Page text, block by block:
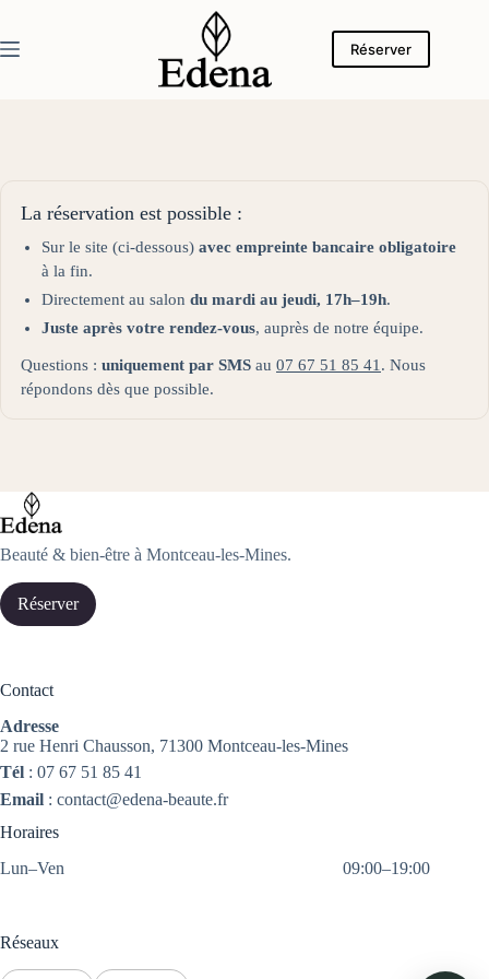
contenu
Réserver
La réservation est possible :
Sur le site (ci-dessous)avec empreinte bancaire obligatoire
à la fin.
Directement au salondu mardi au jeudi, 17h–19h.
Juste après votre rendez-vous, auprès de notre équipe.
Questions : uniquement par SMS au 07 67 51 85 41. Nous
répondons dès que possible.
Beauté & bien-être à Montceau-les-Mines.
Réserver
Contact
Adresse
2 rue Henri Chausson, 71300 Montceau-les-Mines
Tél : 07 67 51 85 41
Email : contact@edena-beaute.fr
Horaires
Lun–Ven
09:00–19:00
Réseaux